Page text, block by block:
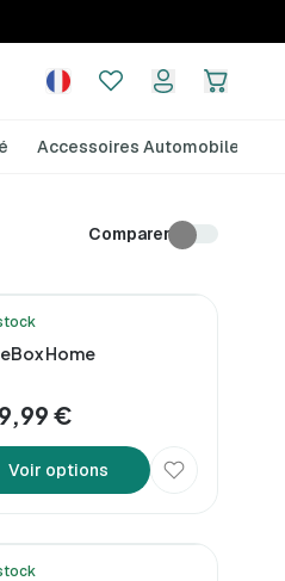
Accessoires Automobile
Comparer
Home
€
Voir options